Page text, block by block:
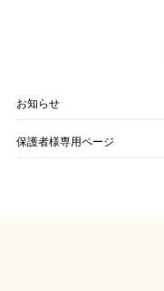
お知らせ
保護者様専用ページ